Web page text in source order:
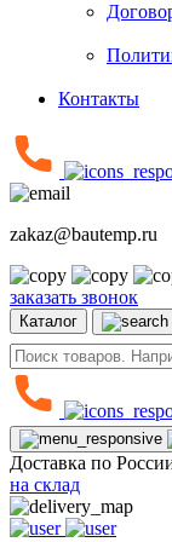
Контакты
zakaz@bautemp.ru
заказать звонок
Каталог
Доставка по
на склад